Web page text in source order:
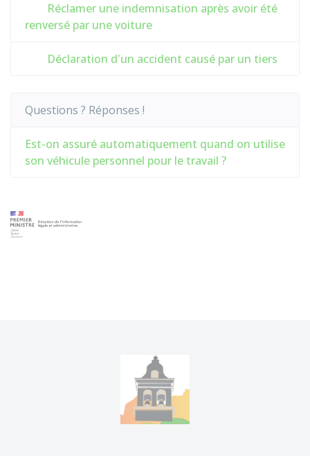
Réclamer une indemnisation après avoir été
renversé par une voiture
Déclaration d'un accident causé par un tiers
Questions ? Réponses !
Est-on assuré automatiquement quand on utilise
son véhicule personnel pour le travail ?